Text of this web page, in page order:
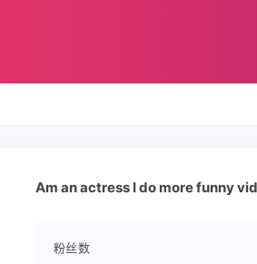
Am an actress I do more funny
粉丝数